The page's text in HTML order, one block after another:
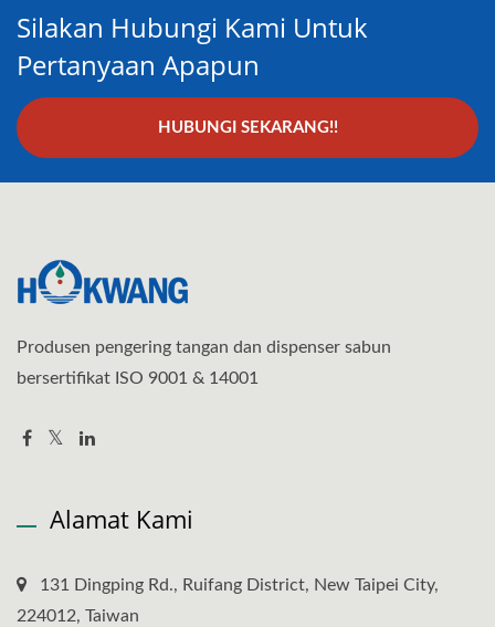
Silakan Hubungi Kami Untuk
Pertanyaan Apapun
HUBUNGI SEKARANG!!
Produsen pengering tangan dan dispenser sabun
bersertifikat ISO 9001 & 14001
Alamat Kami
131 Dingping Rd., Ruifang District, New Taipei City,
224012, Taiwan